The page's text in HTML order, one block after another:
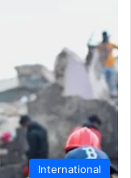
International